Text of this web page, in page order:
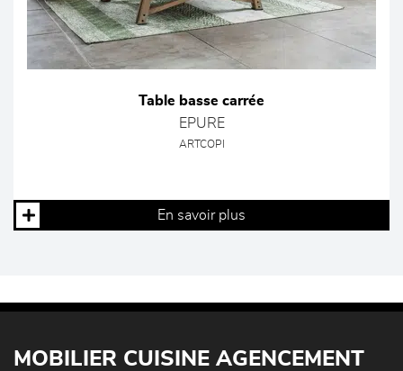
Table basse carrée
EPURE
ARTCOPI
En savoir plus
MOBILIER CUISINE AGENCEMENT